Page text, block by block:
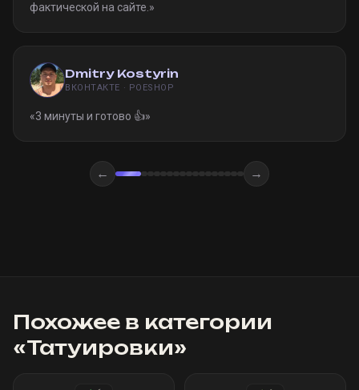
фактической на сайте. »
Dmitry Kostyrin
ВКОНТАКТЕ · POESHOP
«3 минуты и готово 👍»
← →
Похожее в категории
«Татуировки»